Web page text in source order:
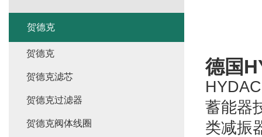
德国
蓄能器
类减振
贺德克
贺德克
贺德克滤芯
贺德克过滤器
贺德克阀体线圈